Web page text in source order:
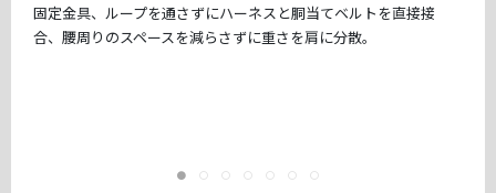
固定金具、ループを通さずにハーネスと胴当てベルトを直接接
合、腰周りのスペースを減らさずに重さを肩に分散。